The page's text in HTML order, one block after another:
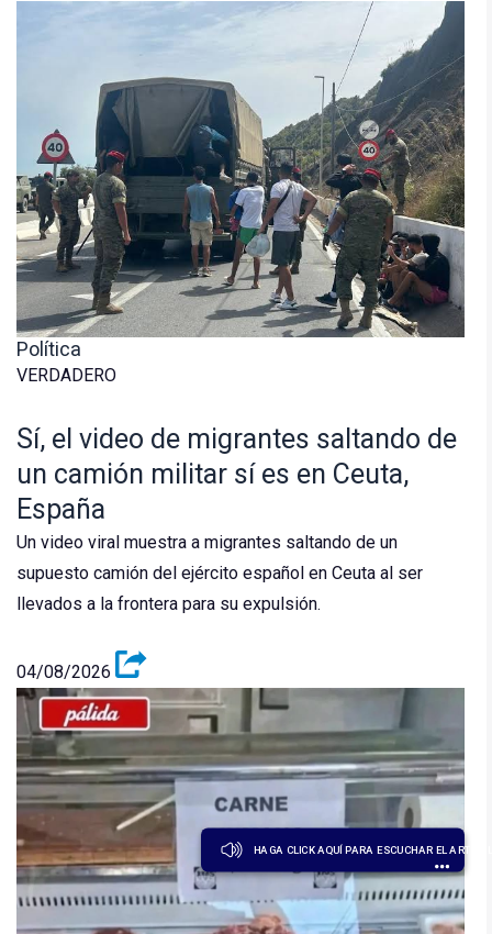
HAGA CLICK AQUÍ PARA ESCUCHAR EL
Política
VERDADERO
Sí, el video de migrantes saltando de
un camión militar sí es en Ceuta,
España
Un video viral muestra a migrantes saltando de un
supuesto camión del ejército español en Ceuta al ser
llevados a la frontera para su expulsión.
04/08/2026